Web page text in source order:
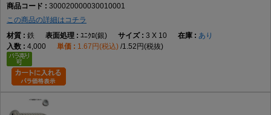
300020000030010001
この商品の詳細はコチラ
鉄
ﾕﾆｸﾛ(銀) 3 X 10
あり
4,000
1.67円(税込) 1.52円(税抜)